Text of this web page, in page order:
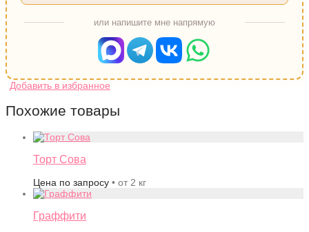
или напишите мне напрямую
Похожие товары
Торт Сова
Цена по запросу • от 2 кг
Граффити